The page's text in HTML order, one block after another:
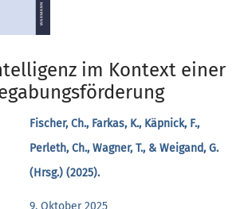
im Kontext einer
Fischer, Ch., Farkas, K., Käpnick, F.,
Perleth, Ch., Wagner, T., & Weigand, G.
(Hrsg.) (2025).
9. Oktober 2025